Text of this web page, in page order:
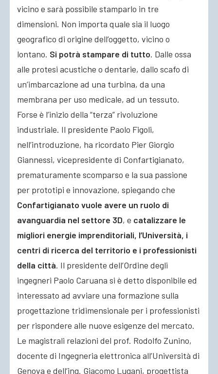
vicino e sarà possibile stamparlo in tre
dimensioni. Non importa quale sia il luogo
geografico di origine dell’oggetto, vicino o
lontano. Si potrà stampare di tutto. Dalle ossa
alle protesi acustiche o dentarie, dallo scafo di
un’imbarcazione ad una turbina, da una
membrana per uso medicale, ad un tessuto.
Forse è l’inizio della “terza” rivoluzione
industriale. Il presidente Paolo Figoli,
nell’introduzione, ha ricordato Pier Giorgio
Giannessi, vicepresidente di Confartigianato,
prematuramente scomparso e la sua passione
per prototipi e innovazione, spiegando che
Confartigianato vuole avere un ruolo di
avanguardia nel settore 3D, e catalizzare le
migliori energie imprenditoriali, l’Università, i
centri di ricerca del territorio e i professionisti
della città. Il presidente dell’Ordine degli
ingegneri Paolo Caruana si è detto disponibile ed
interessato ad avviare una formazione sulla
progettazione tridimensionale per i professionisti
per rispondere alle nuove esigenze del mercato.
Le magistrali relazioni del prof. Rodolfo Zunino,
docente di Ingegneria elettronica all’Università di
Genova e dell’ing. Giacomo Lugani, progettista